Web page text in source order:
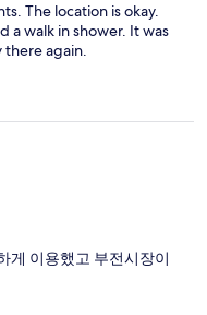
The location is okay.
a walk in shower. It was
again.
게 이용했고 부전시장이